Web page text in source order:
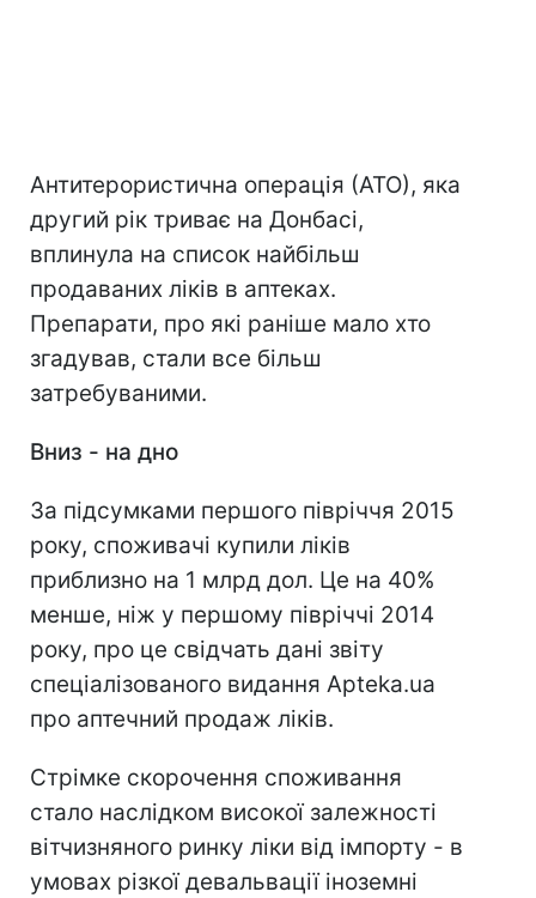
Антитерористична операція (АТО), яка
другий рік триває на Донбасі,
вплинула на список найбільш
продаваних ліків в аптеках.
Препарати, про які раніше мало хто
згадував, стали все більш
затребуваними.
Вниз - на дно
За підсумками першого півріччя 2015
року, споживачі купили ліків
приблизно на 1 млрд дол. Це на 40%
менше, ніж у першому півріччі 2014
року, про це свідчать дані звіту
спеціалізованого видання Apteka.ua
про аптечний продаж ліків.
Стрімке скорочення споживання
стало наслідком високої залежності
вітчизняного ринку ліки від імпорту - в
умовах різкої девальвації іноземні